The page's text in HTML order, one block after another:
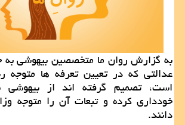
به گزارش روان ما متخصصین بیهوشی به
عدالتی كه در تعیین تعرفه ها متوجه
است، تصمیم گرفته اند از بیهوشی
خودداری كرده و تبعات آن را متوجه
دانند.